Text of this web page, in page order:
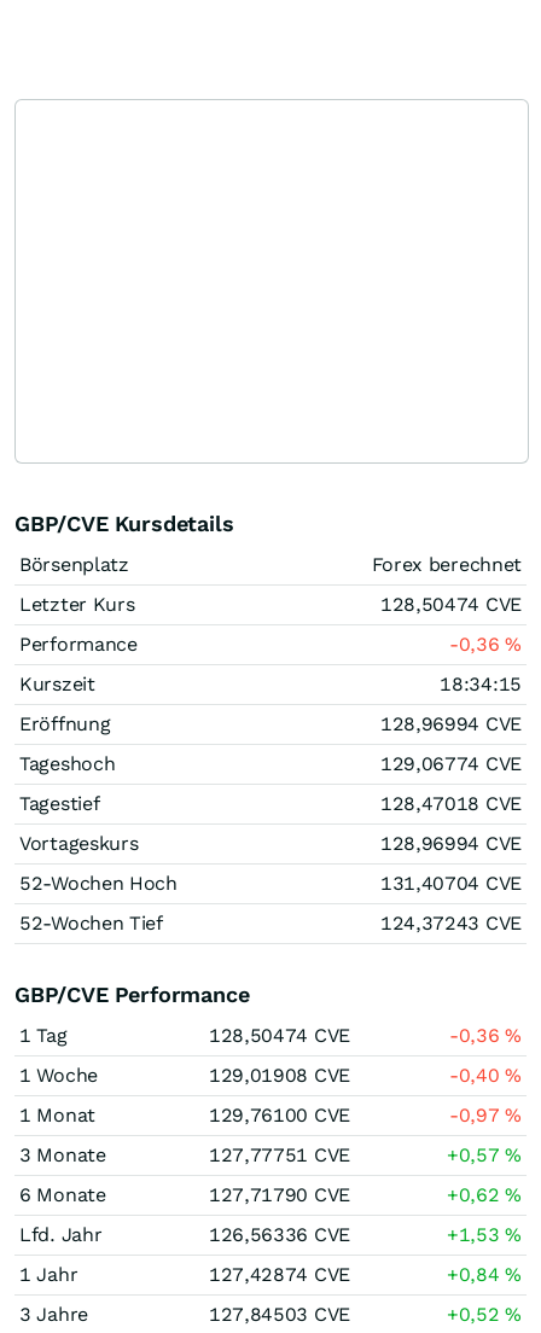
GBP/CVE Kursdetails
Börsenplatz
Forex berechnet
Letzter Kurs
128,50474 CVE
Performance
-0,36%
Kurszeit
18:34:15
Eröffnung
128,96994 CVE
Tageshoch
129,06774 CVE
Tagestief
128,47018 CVE
Vortageskurs
128,96994 CVE
52-Wochen Hoch
131,40704 CVE
52-Wochen Tief
124,37243 CVE
GBP/CVE Performance
1 Tag 128,50474 CVE -0,36%
1 Woche
129,01908 CVE -0,40%
1 Monat
129,76100 CVE -0,97%
3 Monate
127,77751 CVE +0,57%
6 Monate
127,71790 CVE +0,62%
Lfd. Jahr
126,56336 CVE +1,53%
1 Jahr
127,42874 CVE +0,84%
3 Jahre
127,84503 CVE +0,52%